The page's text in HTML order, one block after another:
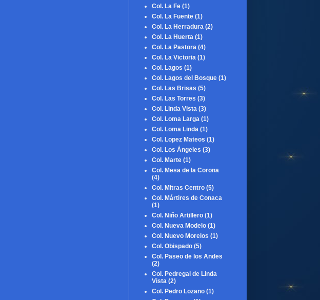
Col. La Fe (1)
Col. La Fuente (1)
Col. La Herradura (2)
Col. La Huerta (1)
Col. La Pastora (4)
Col. La Victoria (1)
Col. Lagos (1)
Col. Lagos del Bosque (1)
Col. Las Brisas (5)
Col. Las Torres (3)
Col. Linda Vista (3)
Col. Loma Larga (1)
Col. Loma Linda (1)
Col. Lopez Mateos (1)
Col. Los Ángeles (3)
Col. Marte (1)
Col. Mesa de la Corona
(4)
Col. Mitras Centro (5)
Col. Mártires de Conaca
(1)
Col. Niño Artillero (1)
Col. Nueva Modelo (1)
Col. Nuevo Morelos (1)
Col. Obispado (5)
Col. Paseo de los Andes
(2)
Col. Pedregal de Linda
Vista (2)
Col. Pedro Lozano (1)